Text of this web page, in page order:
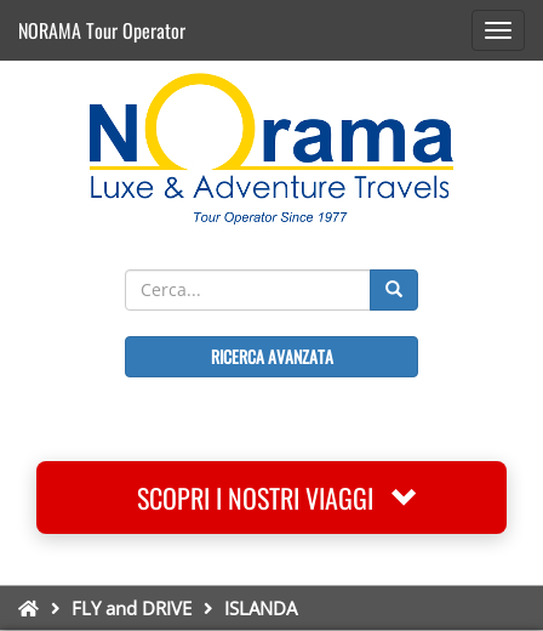
NORAMA Tour Operator
RICERCA AVANZATA
SCOPRI I NOSTRI VIAGGI
FLY and DRIVE ISLANDA